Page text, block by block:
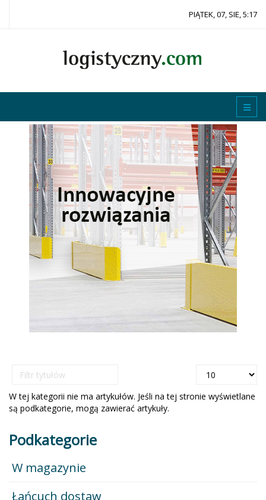
PIĄTEK, 07, SIE, 5:17
Filtr
tytułów
Pokaż
W tej kategorii nie ma artykułów. Jeśli na tej stronie wyświetlane
są podkategorie, mogą zawierać artykuły.
Podkategorie
W magazynie
Łańcuch dostaw